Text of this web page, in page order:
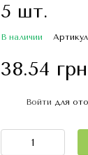
5 шт.
В наличии
38.54 грн
Войти для